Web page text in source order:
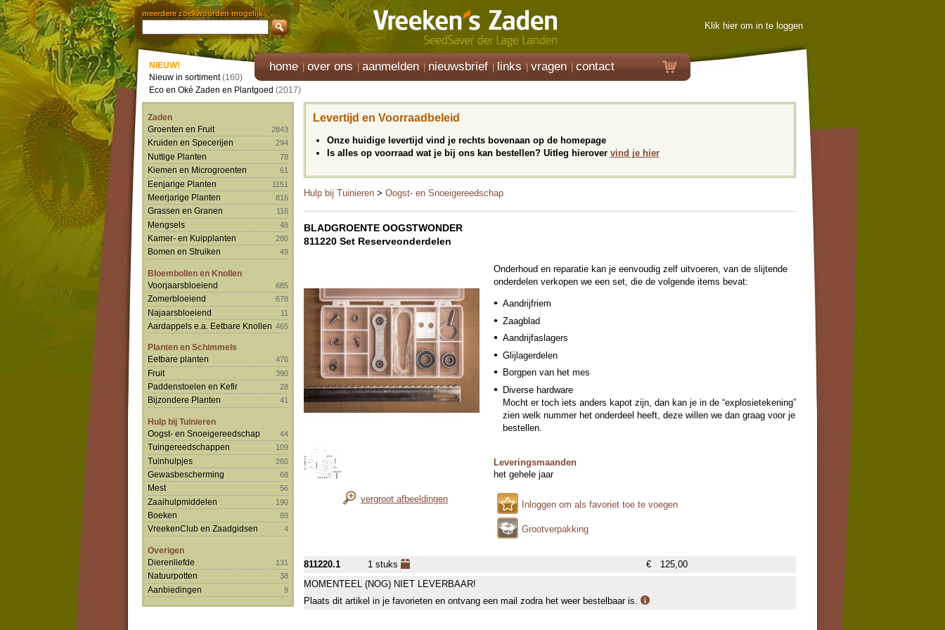
meerdere zoekwoorden mogelijk
Klik hier om in te loggen
home over ons aanmelden nieuwsbrief links vragen contact
NIEUW!
Nieuw in sortiment(160)
Eco en Oké Zaden en Plantgoed (2017)
Zaden
Groenten en Fruit
2843
Kruiden en Specerijen 294
Nuttige Planten 78
Kiemen en Microgroenten 61
Eenjarige Planten 1151
Meerjarige Planten 816
Grassen en Granen 116
Mengsels 48
Kamer- en Kuipplanten 280
Bomen en Struiken 49
Bloembollen en Knollen
Voorjaarsbloeiend
685
Zomerbloeiend 678
Najaarsbloeiend 11
Aardappels e.a. Eetbare Knollen 465
Planten en Schimmels
Eetbare planten
470
Fruit 390
Paddenstoelen en Kefir 28
Bijzondere Planten 41
Hulp bij Tuinieren
Oogst- en Snoeigereedschap
44
Tuingereedschappen 109
Tuinhulpjes 260
Gewasbescherming 68
Mest 56
Zaaihulpmiddelen 190
Boeken 89
VreekenClub en Zaadgidsen 4
Overigen
Dierenliefde
131
Natuurpotten 38
Aanbiedingen 9
Levertijd en Voorraadbeleid
Onze huidige levertijd vind je rechts bovenaan op de homepage
Is alles op voorraad wat je bij ons kan bestellen? Uitleg hierover vind je hier
Hulp bij Tuinieren > Oogst- en Snoeigereedschap
BLADGROENTE OOGSTWONDER
811220 Set Reserveonderdelen
vergroot afbeeldingen
Onderhoud en reparatie kan je eenvoudig zelf uitvoeren, van de slijtende
onderdelen verkopen we een set, die de volgende items bevat:
Aandrijfriem
Zaagblad
Aandrijfaslagers
Glijlagerdelen
Borgpen van het mes
Diverse hardware
Mocht er toch iets anders kapot zijn, dan kan je in de “explosietekening”
zien welk nummer het onderdeel heeft, deze willen we dan graag voor je
bestellen.
Leveringsmaanden
het gehele jaar
Inloggen om als favoriet toe te voegen
Grootverpakking
811220.1 1 stuks €
125,00
MOMENTEEL (NOG) NIET LEVERBAAR!
Plaats dit artikel in je favorieten en ontvang een mail zodra het weer bestelbaar is.